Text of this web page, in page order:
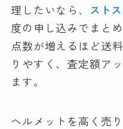
理したいなら、 スト
度の申し込みでまと
点数が増えるほど送
りやすく、査定額ア
ます。
ヘルメットを高く売